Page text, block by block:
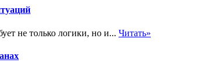
не только логики, но и... Читать»